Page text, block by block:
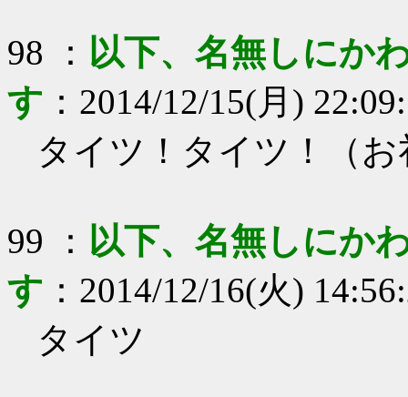
98 ： 以下、名無しにか
す ： 2014/12/15(月)
タイツ！タイツ！（お
99 ： 以下、名無しにか
す ： 2014/12/16(火)
タイツ